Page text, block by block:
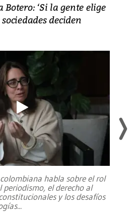
‘Si la gente elige
deciden
habla sobre el rol
periodismo, el derecho al
y los desafíos
...